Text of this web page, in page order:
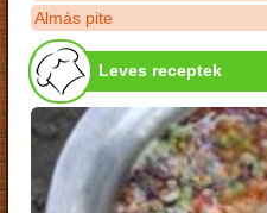
Almás pite
Leves receptek